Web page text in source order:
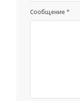
Сообщение*